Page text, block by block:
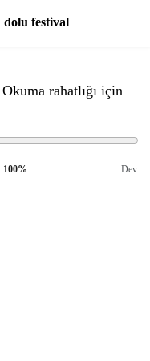
festival
Okuma rahatlığı için
100% Dev